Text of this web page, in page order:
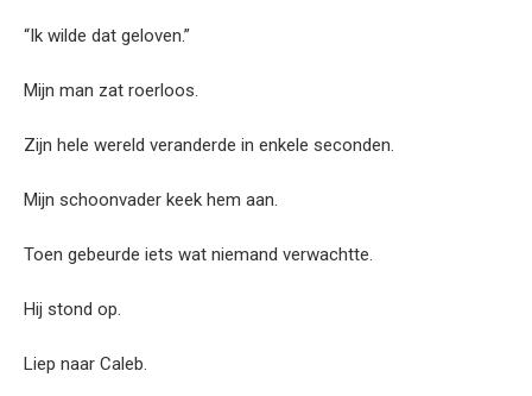
“Ik wilde dat geloven.”
Mijn man zat roerloos.
Zijn hele wereld veranderde in enkele seconden.
Mijn schoonvader keek hem aan.
Toen gebeurde iets wat niemand verwachtte.
Hij stond op.
Liep naar Caleb.